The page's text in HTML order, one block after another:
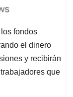
fondos
el dinero
y recibirán
que